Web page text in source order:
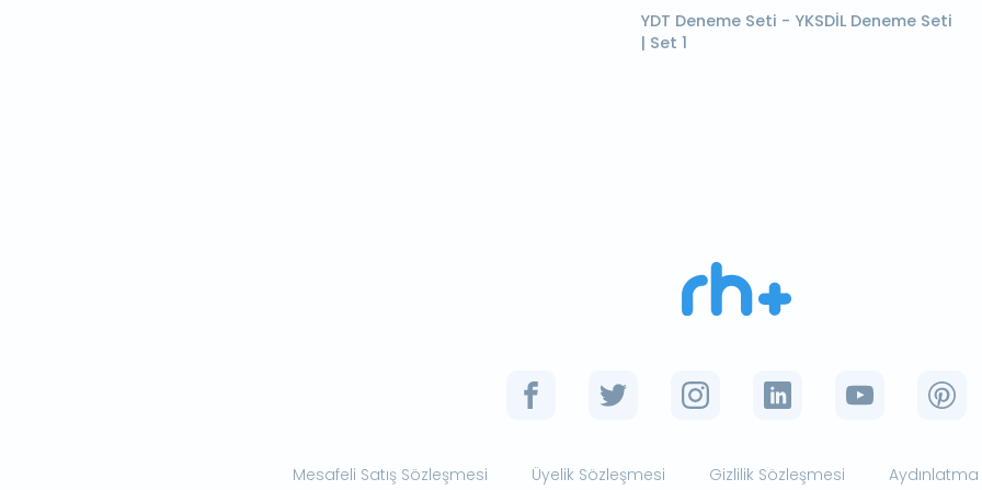
YDT Deneme Seti - YKSDİL Deneme Seti
| Set 1
Mesafeli Satış Sözleşmesi Üyelik Sözleşmesi Gizlilik Sözleşmesi